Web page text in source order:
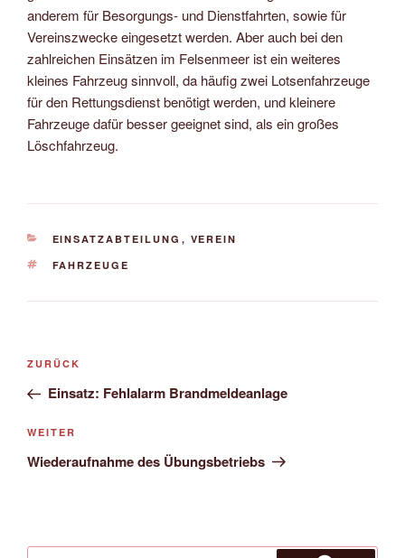
anderem für Besorgungs- und Dienstfahrten, sowie für
Vereinszwecke eingesetzt werden. Aber auch bei den
zahlreichen Einsätzen im Felsenmeer ist ein weiteres
kleines Fahrzeug sinnvoll, da häufig zwei Lotsenfahrzeuge
für den Rettungsdienst benötigt werden, und kleinere
Fahrzeuge dafür besser geeignet sind, als ein großes
Löschfahrzeug.
KATEGORIEN
EINSATZABTEILUNG , VEREIN
SCHLAGWÖRTER
FAHRZEUGE
Beitragsnavigation
Vorheriger
Beitrag
ZURÜCK
Einsatz: Fehlalarm Brandmeldeanlage
Nächster
Beitrag
WEITER
Wiederaufnahme des Übungsbetriebs